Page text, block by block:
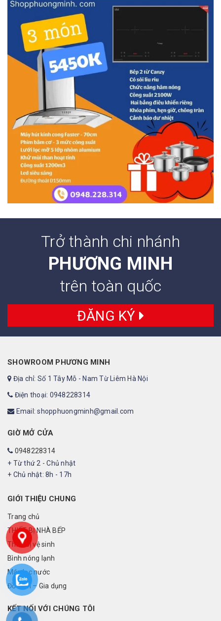
Trở thành chi nhánh
PHƯƠNG MINH
trên toàn quốc
ĐĂNG KÝ
SHOWROOM PHƯƠNG MINH
Địa chỉ: Số 1 Tây Mỗ - Nam Từ Liêm Hà Nội
Điện thoại: 0948228314
Email: shopphuongminh@gmail.com
GIỜ MỞ CỬA
0948228314
+ Từ thứ 2 - Chủ nhật
+ Chủ nhật: 8h - 17h
GIỚI THIỆU CHUNG
Trang chủ
THIẾT BỊ NHÀ BẾP
Thiết bị vệ sinh
Bình nóng lạnh
Máy lọc nước
Đồ điện – Gia dụng
KẾT NỐI VỚI CHÚNG TÔI